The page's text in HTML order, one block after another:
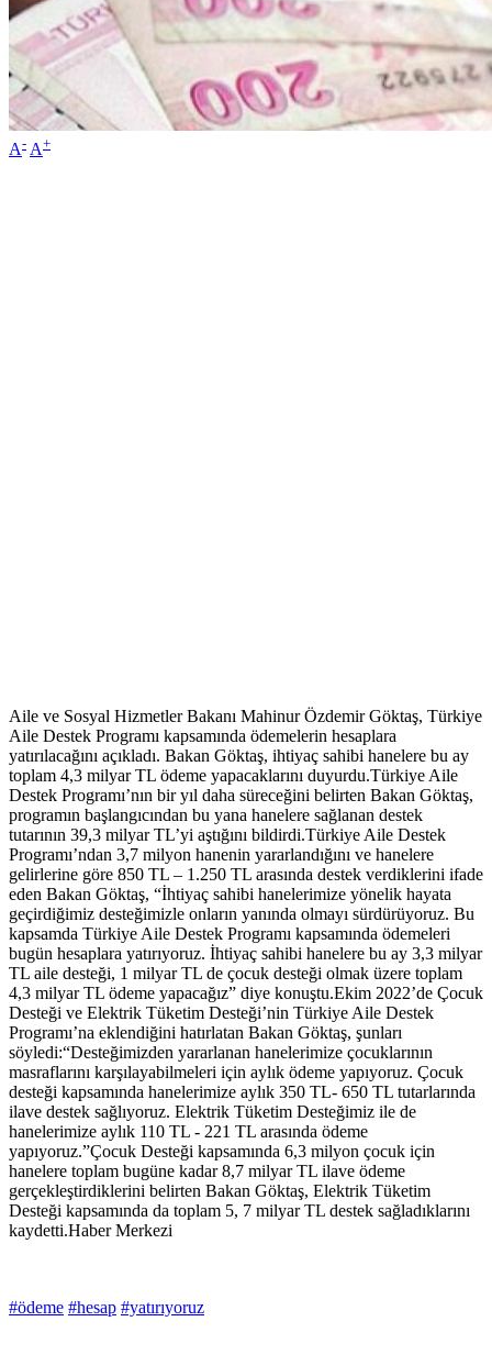
A- A+
Aile ve Sosyal Hizmetler Bakanı Mahinur Özdemir Göktaş, Türkiye
Aile Destek Programı kapsamında ödemelerin hesaplara
yatırılacağını açıkladı. Bakan Göktaş, ihtiyaç sahibi hanelere bu ay
toplam 4,3 milyar TL ödeme yapacaklarını duyurdu.Türkiye Aile
Destek Programı’nın bir yıl daha süreceğini belirten Bakan Göktaş,
programın başlangıcından bu yana hanelere sağlanan destek
tutarının 39,3 milyar TL’yi aştığını bildirdi.Türkiye Aile Destek
Programı’ndan 3,7 milyon hanenin yararlandığını ve hanelere
gelirlerine göre 850 TL – 1.250 TL arasında destek verdiklerini ifade
eden Bakan Göktaş, “İhtiyaç sahibi hanelerimize yönelik hayata
geçirdiğimiz desteğimizle onların yanında olmayı sürdürüyoruz. Bu
kapsamda Türkiye Aile Destek Programı kapsamında ödemeleri
bugün hesaplara yatırıyoruz. İhtiyaç sahibi hanelere bu ay 3,3 milyar
TL aile desteği, 1 milyar TL de çocuk desteği olmak üzere toplam
4,3 milyar TL ödeme yapacağız” diye konuştu.Ekim 2022’de Çocuk
Desteği ve Elektrik Tüketim Desteği’nin Türkiye Aile Destek
Programı’na eklendiğini hatırlatan Bakan Göktaş, şunları
söyledi:“Desteğimizden yararlanan hanelerimize çocuklarının
masraflarını karşılayabilmeleri için aylık ödeme yapıyoruz. Çocuk
desteği kapsamında hanelerimize aylık 350 TL- 650 TL tutarlarında
ilave destek sağlıyoruz. Elektrik Tüketim Desteğimiz ile de
hanelerimize aylık 110 TL - 221 TL arasında ödeme
yapıyoruz.”Çocuk Desteği kapsamında 6,3 milyon çocuk için
hanelere toplam bugüne kadar 8,7 milyar TL ilave ödeme
gerçekleştirdiklerini belirten Bakan Göktaş, Elektrik Tüketim
Desteği kapsamında da toplam 5, 7 milyar TL destek sağladıklarını
kaydetti.Haber Merkezi
#ödeme #hesap #yatırıyoruz